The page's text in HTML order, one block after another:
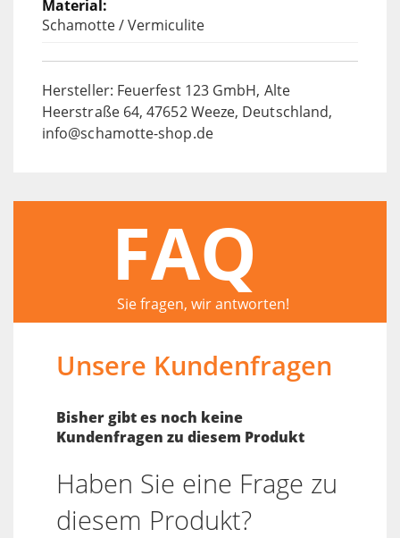
Schamotte / Vermiculite
Hersteller: Feuerfest 123 GmbH, Alte
Heerstraße 64, 47652 Weeze, Deutschland,
info@schamotte-shop.de
FAQ
Sie fragen, wir antworten!
Unsere Kundenfragen
Bisher gibt es noch keine
Kundenfragen zu diesem Produkt
Haben Sie eine Frage zu
diesem Produkt?